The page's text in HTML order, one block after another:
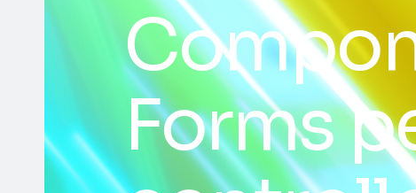
Forms